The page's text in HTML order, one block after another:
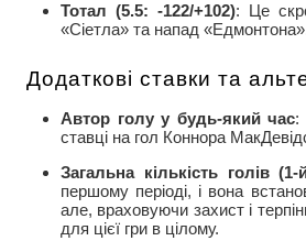
Тотал (5.5: -122/+102): Це
«Сіетла» та напад
Додаткові ставки та
Автор голу у будь-який час:
ставці на гол Коннора
Загальна кількість голів
першому періоді, і вона
але, враховуючи захист і
для цієї гри в цілому.